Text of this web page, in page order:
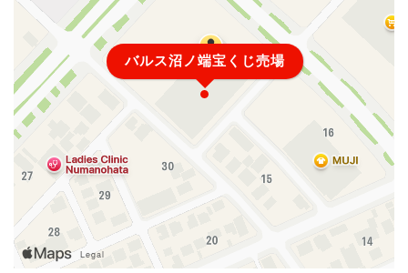
バルス沼ノ端宝くじ売場